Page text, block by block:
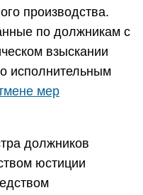
производства.
по должникам с
взыскании
исполнительным
мер
должников
юстиции